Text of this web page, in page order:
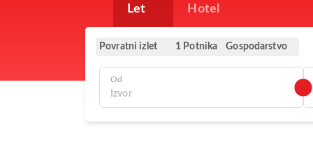
Let Hotel
Povratni izlet 1 Potnika Gospodarstvo
Od